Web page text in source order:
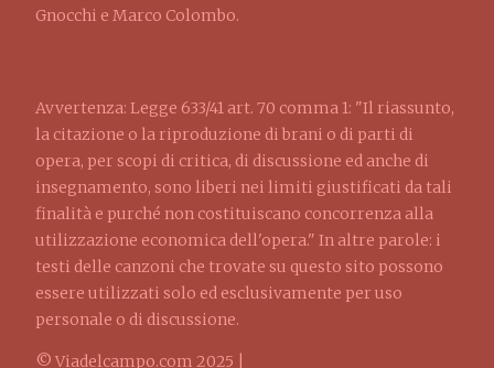
Gnocchi e Marco Colombo.
Avvertenza: Legge 633/41 art. 70 comma 1: "Il riassunto,
la citazione o la riproduzione di brani o di parti di
opera, per scopi di critica, di discussione ed anche di
insegnamento, sono liberi nei limiti giustificati da tali
finalità e purché non costituiscano concorrenza alla
utilizzazione economica dell'opera." In altre parole: i
testi delle canzoni che trovate su questo sito possono
essere utilizzati solo ed esclusivamente per uso
personale o di discussione.
© Viadelcampo.com 2025 |